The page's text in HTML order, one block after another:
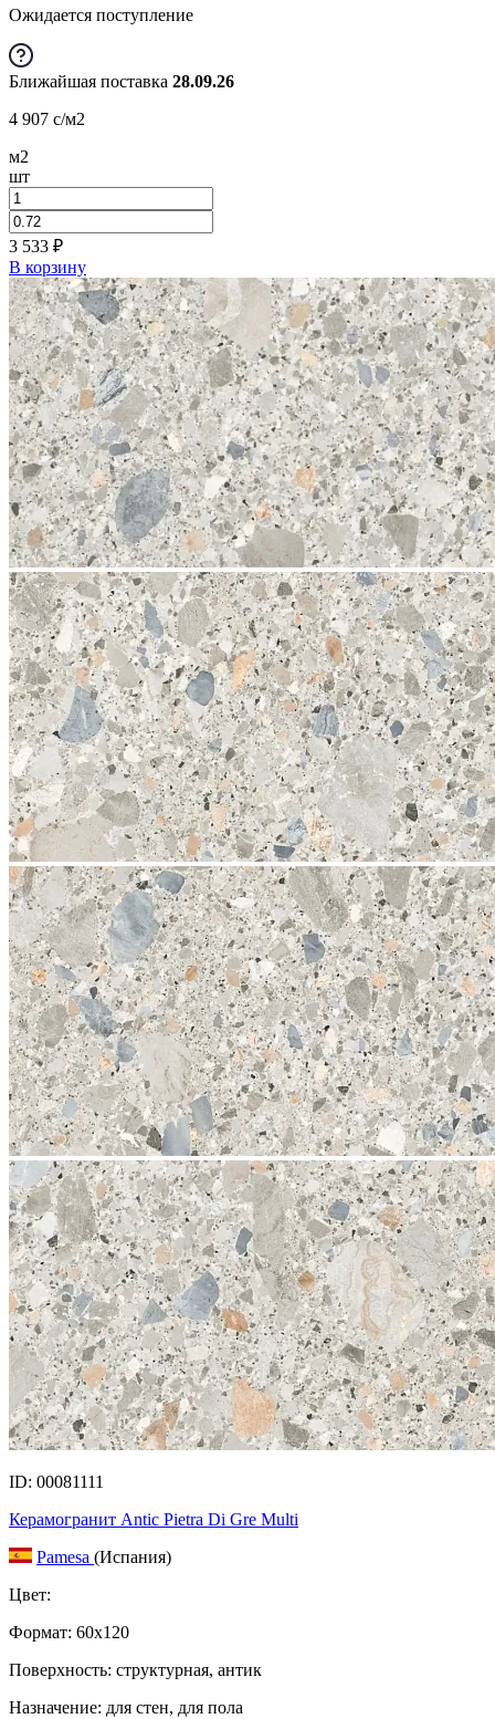
Ожидается поступление
Ближайшая поставка 28.09.26
4 907 c/м2
м2
шт
3 533 ₽
В корзину
ID: 00081111
Керамогранит Antic Pietra Di Gre Multi
Pamesa (Испания)
Цвет:
Формат: 60x120
Поверхность: структурная, антик
Назначение: для стен, для пола